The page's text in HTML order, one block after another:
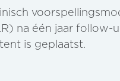
na één jaar
is geplaatst.